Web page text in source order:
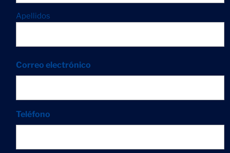
Apellidos
Correo electrónico
Teléfono